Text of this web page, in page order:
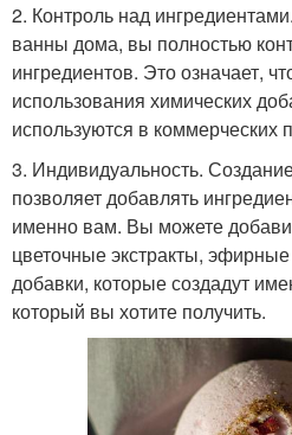
2. Контроль над
ванны дома, вы полностью
ингредиентов. Это означает,
использования химических
используются в коммерческих
3. Индивидуальность.
позволяет добавлять
именно вам. Вы можете
цветочные экстракты,
добавки, которые создадут
который вы хотите получить.